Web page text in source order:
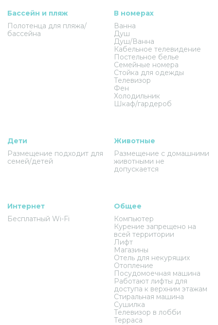
Бассейн и пляж
Полотенца для пляжа/
бассейна
В номерах
Ванна
Душ
Душ/Ванна
Кабельное телевидение
Постельное белье
Семейные номера
Стойка для одежды
Телевизор
Фен
Холодильник
Шкаф/гардероб
Дети
Размещение подходит для
семей/детей
Животные
Размещение с домашними
животными не
допускается
Интернет
Бесплатный Wi-Fi
Общее
Компьютер
Курение запрещено на
всей территории
Лифт
Магазины
Отель для некурящих
Отопление
Посудомоечная машина
Работают лифты для
доступа к верхним этажам
Стиральная машина
Сушилка
Телевизор в лобби
Терраса